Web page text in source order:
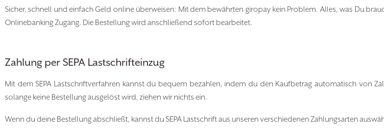
Sicher, schnell und einfach Geld online überweisen: Mit dem bewährten giropay kein Problem. Alles, was Du
Onlinebanking Zugang. Die Bestellung wird anschließend sofort bearbeitet.
Zahlung per SEPA Lastschrifteinzug
Mit dem SEPA Lastschriftverfahren kannst du bequem bezahlen, indem du den Kaufbetrag automatisch von
solange keine Bestellung ausgelöst wird, ziehen wir nichts ein.
Wenn du deine Bestellung abschließt, kannst du SEPA Lastschrift aus unseren verschiedenen Zahlungsarten